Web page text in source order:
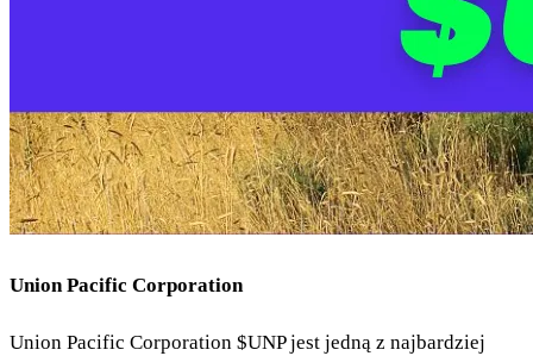
Union Pacific Corporation
Union Pacific Corporation $UNPjest jedną z najbardziej